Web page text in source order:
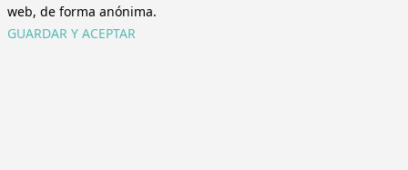
web, de forma anónima.
GUARDAR Y ACEPTAR